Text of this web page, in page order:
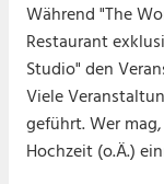
Während "The
Restaurant
Studio" den
Viele
geführt. Wer
Hochzeit (o.Ä.)